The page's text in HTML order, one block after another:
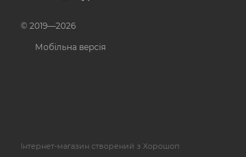
© 2019—2026
Мобільна версія
Інтернет-магазин створений з Хорошоп